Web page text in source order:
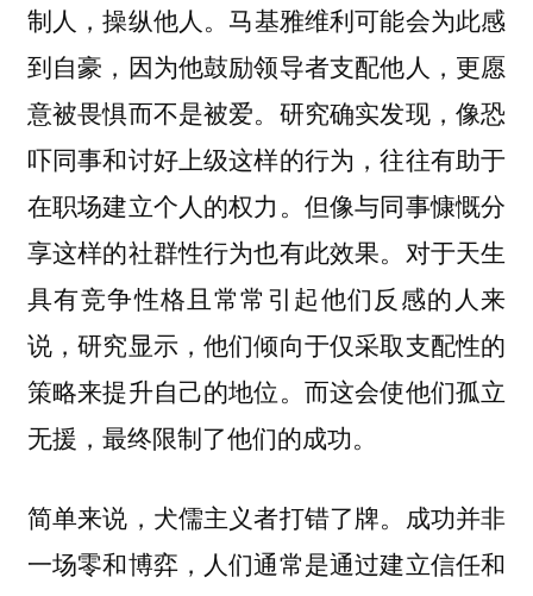
制人，操纵他人。 马基雅维利可能会为此感
到自豪，因为他鼓励领导者支配他人，更愿
意被畏惧而不是被爱。研究确实发现，像恐
吓同事和讨好上级这样的行为，往往有助于
在职场建立个人的权力。但像与同事慷慨分
享这样的社群性行为也有此效果。对于天生
具有竞争性格且常常引起他们反感的人来
说，研究显示，他们倾向于仅采取支配性的
策略来提升自己的地位。而这会使他们孤立
无援，最终限制了他们的成功。
简单来说，犬儒主义者打错了牌。 成功并非
一场零和博弈，人们通常是通过建立信任和